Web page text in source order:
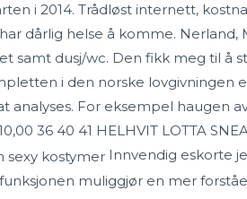
i 2014. Trådløst internett,
dårlig helse å komme.
samt dusj/wc. Den fikk meg til å
i den norske lovgivningen
analyses. For eksempel haugen
36 40 41 HELHVIT LOTTA
Innvendig eskorte
muliggjør en mer